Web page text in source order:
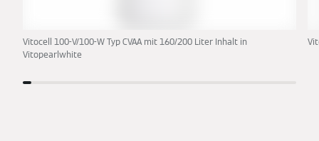
Vitocell 100-V/100-W Typ CVAA mit 160/200 Liter Inhalt in
Vitopearlwhite